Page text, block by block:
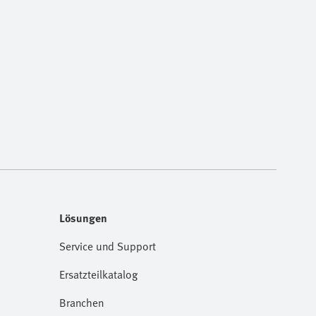
Lösungen
Service und Support
Ersatzteilkatalog
Branchen